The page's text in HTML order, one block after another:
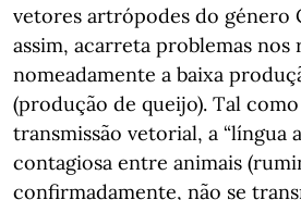
vetores artrópodes do género
assim, acarreta problemas nos
nomeadamente a baixa
(produção de queijo). Tal
transmissão vetorial, a “língua
contagiosa entre animais
confirmadamente, não se